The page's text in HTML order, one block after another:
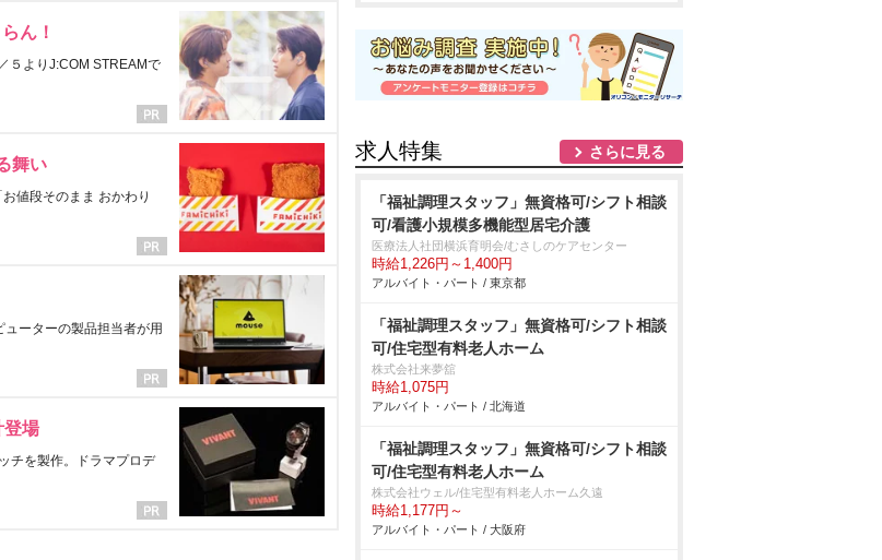
ん！
５よりJ:COM STREAMで
舞い
値段そのまま おかわり
ーターの製品担当者が用
登場
チを製作。ドラマプロデ
求人特集 さらに見る
「福祉調理スタッフ」無資格可/シフト相談
可/看護小規模多機能型居宅介護
医療法人社団横浜育明会/むさしのケアセンター
時給1,226円～1,400円
アルバイト・パート / 東京都
「福祉調理スタッフ」無資格可/シフト相談
可/住宅型有料老人ホーム
株式会社来夢舘
時給1,075円
アルバイト・パート / 北海道
「福祉調理スタッフ」無資格可/シフト相談
可/住宅型有料老人ホーム
株式会社ウェル/住宅型有料老人ホーム久遠
時給1,177円～
アルバイト・パート / 大阪府